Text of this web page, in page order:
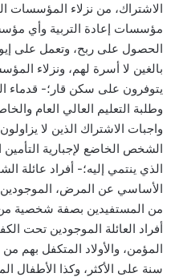
الاشتراك، من نزلاء المؤسسات
مؤسسات إعادة التربية وأي
الحصول على ربح، وتعمل على
بالغين لا أسرة لهم، ونزلاء
يتوفرون على سكن قار؛- قدماء
وطلبة التعليم العالي العام
واجبات الاشتراك الذين لا
الشخص الخاضع لإجبارية
الذي ينتمي إليه؛- أفراد عائلة
الأساسي عن المرض، الموجودين
من المستفيدين بصفة شخصية
أفراد العائلة الموجودين تحت
سنة على الأكثر، وكذا الأطفال